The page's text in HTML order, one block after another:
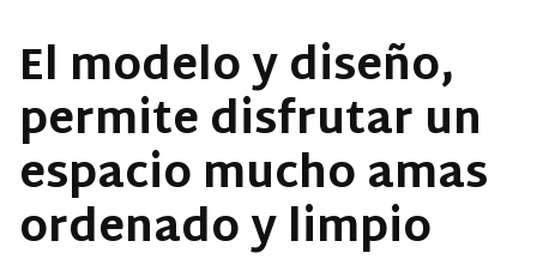
El modelo y diseño,
permite disfrutar un
espacio mucho amas
ordenado y limpio